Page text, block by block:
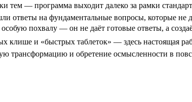
тем — программа выходит далеко за рамки
ответы на фундаментальные вопросы, которые не
похвалу — он не даёт готовые ответы, а
клише и «быстрых таблеток» — здесь настоящая
трансформацию и обретение осмысленности в